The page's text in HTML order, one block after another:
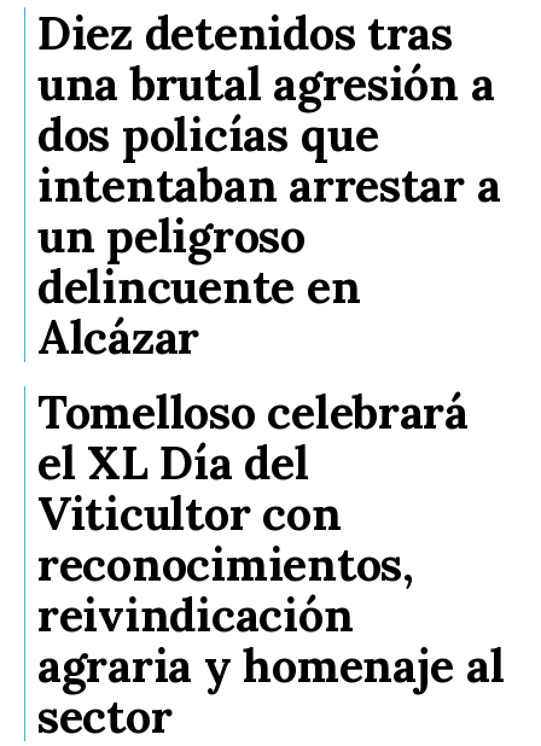
Diez detenidos tras
una brutal agresión a
dos policías que
intentaban arrestar a
un peligroso
delincuente en
Alcázar
Tomelloso celebrará
el XL Día del
Viticultor con
reconocimientos,
reivindicación
agraria y homenaje al
sector